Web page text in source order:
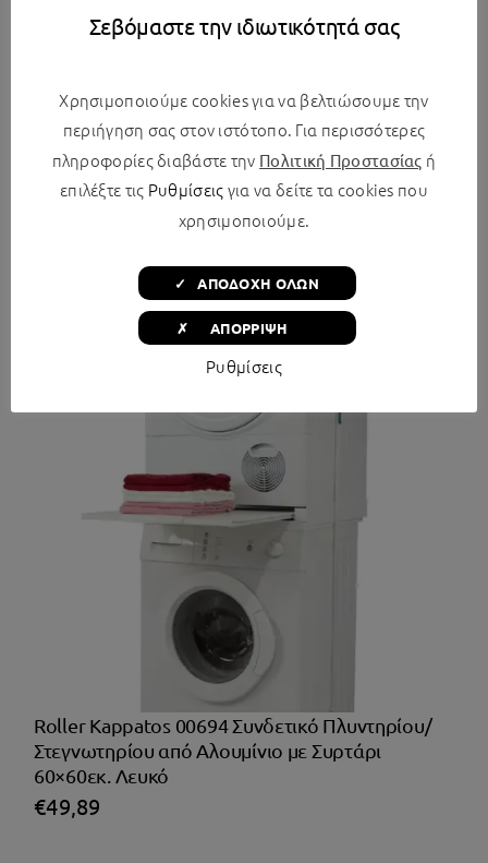
Morris Συνδετικό Πλυντηρίου/Στεγνωτηρίου
Μέταλλίκη με Συρτάρι 60×54εκ.
Roller Kappatos 00694 Συνδετικό Πλυντηρίου/
Στεγνωτηρίου από Αλουμίνιο με Συρτάρι
60×60εκ. Λευκό
€49,89
Σεβόμαστε την ιδιωτικότητά σας
Χρησιμοποιούμε cookies για να βελτιώσουμε την
περιήγηση σας στον ιστότοπο. Για περισσότερες
πληροφορίες διαβάστε την Πολιτική Προστασίας ή
επιλέξτε τις Ρυθμίσειςγια να δείτε τα cookies που
χρησιμοποιούμε.
Ρυθμίσεις
✓ ΑΠΟΔΟΧΗ ΟΛΩΝ
✗ ΑΠΟΡΡΙΨΗ